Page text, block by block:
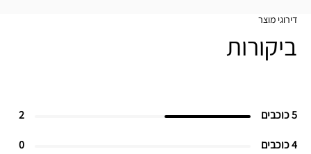
דירוגי מוצר
ביקורות
5 כוכבים 2
4 כוכבים 0